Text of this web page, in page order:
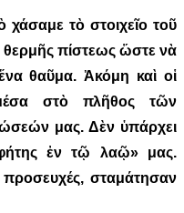
χάσαμε τὸ στοιχεῖο τοῦ
θερμῆς πίστεως ὥστε νὰ
θαῦμα. Ἀκόμη καὶ οἱ
στὸ πλῆθος τῶν
μας. Δὲν ὑπάρχει
ἐν τῷ λαῷ» μας.
σταμάτησαν